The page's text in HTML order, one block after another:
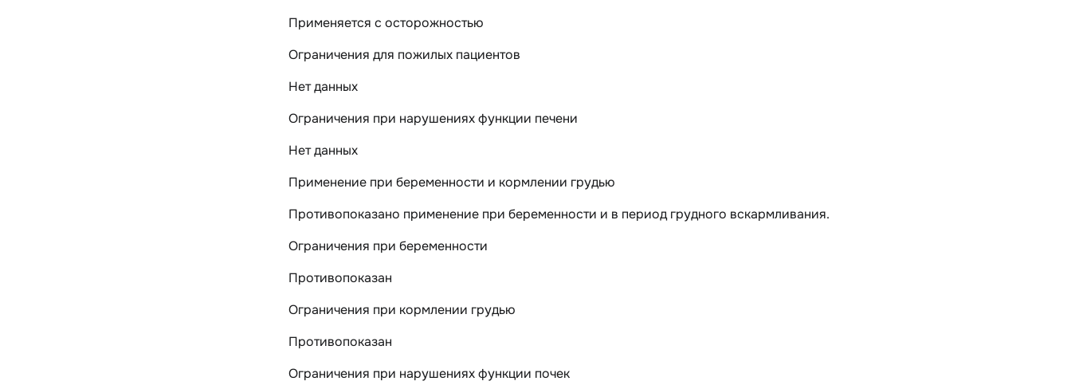
Применяется с осторожностью
Ограничения для пожилых пациентов
Нет данных
Ограничения при нарушениях функции печени
Нет данных
Применение при беременности и кормлении грудью
Противопоказано применение при беременности и в период грудного вскармливания.
Ограничения при беременности
Противопоказан
Ограничения при кормлении грудью
Противопоказан
Ограничения при нарушениях функции почек